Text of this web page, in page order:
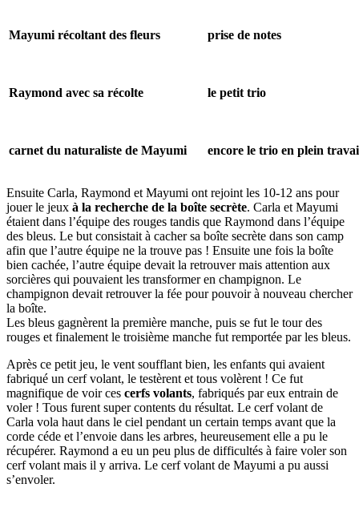
Mayumi récoltant des fleurs prise de notes
Raymond avec sa récolte le petit trio
carnet du naturaliste de Mayumi encore le trio en plein
Ensuite Carla, Raymond et Mayumi ont rejoint les 10-12 ans pour
jouer le jeux à la recherche de la boîte secrète. Carla et Mayumi
étaient dans l’équipe des rouges tandis que Raymond dans l’équipe
des bleus. Le but consistait à cacher sa boîte secrète dans son camp
afin que l’autre équipe ne la trouve pas ! Ensuite une fois la boîte
bien cachée, l’autre équipe devait la retrouver mais attention aux
sorcières qui pouvaient les transformer en champignon. Le
champignon devait retrouver la fée pour pouvoir à nouveau chercher
la boîte.
Les bleus gagnèrent la première manche, puis se fut le tour des
rouges et finalement le troisième manche fut remportée par les bleus.
Après ce petit jeu, le vent soufflant bien, les enfants qui avaient
fabriqué un cerf volant, le testèrent et tous volèrent ! Ce fut
magnifique de voir ces cerfs volants, fabriqués par eux entrain de
voler ! Tous furent super contents du résultat. Le cerf volant de
Carla vola haut dans le ciel pendant un certain temps avant que la
corde céde et l’envoie dans les arbres, heureusement elle a pu le
récupérer. Raymond a eu un peu plus de difficultés à faire voler son
cerf volant mais il y arriva. Le cerf volant de Mayumi a pu aussi
s’envoler.